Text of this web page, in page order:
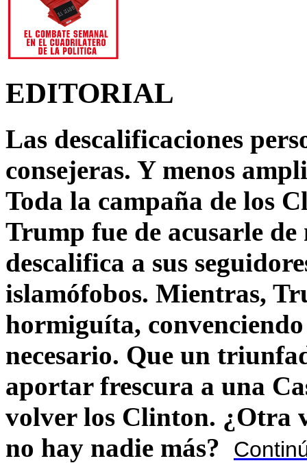
EDITORIAL
Las descalificaciones
consejeras. Y menos
Toda la campaña de los
Trump fue de acusarle
descalifica a sus
islamófobos. Mientras,
hormiguíta,
necesario. Que un
aportar frescura a una
volver los Clinton. ¿Otra
no hay nadie más?